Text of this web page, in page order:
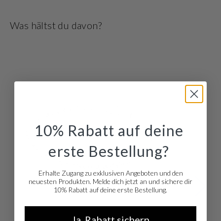
auch als Set erhältlich
Was hältst du davon?
10% Rabatt auf deine
erste Bestellung?
Erhalte Zugang zu exklusiven Angeboten und den
neuesten Produkten. Melde dich jetzt an und sichere dir
10% Rabatt auf deine erste Bestellung.